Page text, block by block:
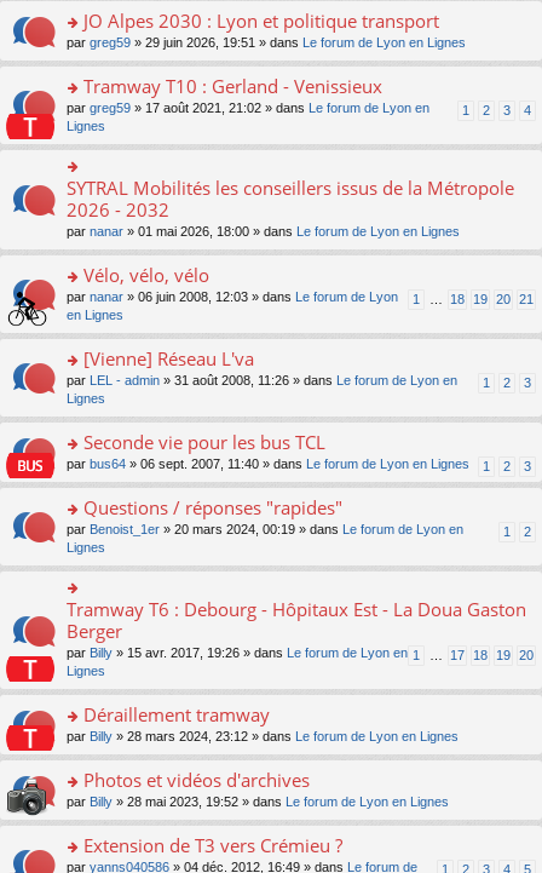
s
ré
c
nt
n
le
u
s
ré
c
e
nt
e
n
o
n
le
s
ré
c
e
s
s
e
n
o
n
lu
le
pl
u
s
ré
c
e
nt
er
le
m
e
s
s
g
n
o
n
lu
pl
u
s
ré
c
e
nt
o
n
ult
er
le
m
e
s
s
g
n
o
n
lu
pl
u
s
ré
c
e
JO Alpes 2030 : Lyon et politique transport
par greg59 » 29 juin 2026, 19:51 » dans Le forum de Lyon en Lignes
o
s
ult
er
le
m
e
s
s
g
o
n
lu
le
u
s
ré
c
e
nt
Tramway T10 : Gerland - Venissieux
1 2 3 4
par greg59 » 17 août 2021, 21:02 » dans
Le forum de Lyon en
Lignes
o
n
ult
er
le
m
e
s
a
g
e
n
o
n
pl
u
s
ré
c
e
nt
SYTRAL Mobilités les conseillers issus de la Métropole
2026 - 2032
par nanar » 01 mai 2026, 18:00 » dans Le forum de Lyon en Lignes
o
n
s
er
le
m
e
s
s
e
n
o
n
lu
le
pl
u
s
ré
c
e
nt
Vélo, vélo, vélo
1 18 19 20 21
par nanar » 06 juin 2008, 12:03 » dans
Le forum de Lyon
en Lignes
o
s
er
le
m
e
s
s
g
n
o
n
lu
le
u
s
ré
c
e
[Vienne] Réseau L'va
1 2 3
par LEL - admin » 31 août 2008, 11:26 » dans
Le forum de Lyon en
Lignes
o
n
ult
er
le
m
e
s
g
o
n
lu
pl
u
s
ré
c
Seconde vie pour les bus TCL
1 2 3
par bus64 » 06 sept. 2007, 11:40 » dans Le forum de Lyon en Lignes
o
s
ult
er
le
m
e
s
s
a
e
o
n
lu
pl
Questions / réponses "rapides"
1 2
par Benoist_1er » 20 mars 2024, 00:19 » dans
Le forum de Lyon en
Lignes
o
n
ult
er
le
m
e
s
a
g
e
n
o
Tramway T6 : Debourg - Hôpitaux Est - La Doua Gaston
Berger
1 17 18 19 20
par Billy » 15 avr. 2017, 19:26 » dans
Le forum de Lyon en
Lignes
o
n
ult
er
le
m
e
Déraillement tramway
par Billy » 28 mars 2024, 23:12 » dans Le forum de Lyon en Lignes
o
n
ult
Photos et vidéos d'archives
par Billy » 28 mai 2023, 19:52 » dans Le forum de Lyon en Lignes
o
Extension de T3 vers Crémieu ?
1 2 3 4 5
par yanns040586 » 04 déc. 2012, 16:49 » dans
Le forum de